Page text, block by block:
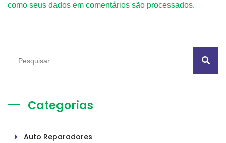
como seus dados em comentários são processados.
Categorias
Auto Reparadores